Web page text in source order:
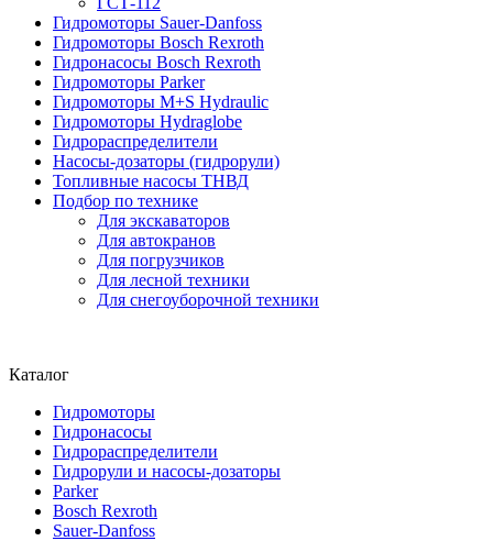
Гидромоторы Sauer-Danfoss
Гидромоторы Bosch Rexroth
Гидронасосы Bosch Rexroth
Гидромоторы Parker
Гидромоторы M+S Hydraulic
Гидромоторы Hydraglobe
Гидрораспределители
Насосы-дозаторы (гидрорули)
Топливные насосы ТНВД
Подбор по технике
Для экскаваторов
Для автокранов
Для погрузчиков
Для лесной техники
Для снегоуборочной техники
Каталог
Гидромоторы
Гидронасосы
Гидрораспределители
Гидрорули и насосы-дозаторы
Parker
Bosch Rexroth
Sauer-Danfoss